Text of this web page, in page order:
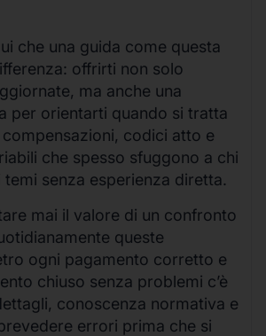
che una guida come questa
offrirti non solo
ma anche una
per orientarti quando si tratta
codici atto e
che spesso sfuggono a chi
senza esperienza diretta.
mai il valore di un confronto
queste
ogni pagamento corretto e
chiuso senza problemi c’è
conoscenza normativa e
errori prima che si